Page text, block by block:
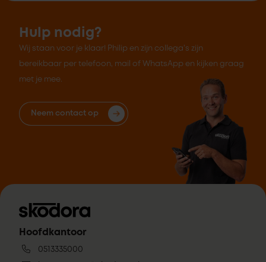
Hulp nodig?
Wij staan voor je klaar! Philip en zijn collega's zijn
bereikbaar per telefoon, mail of WhatsApp en kijken graag
met je mee.
Neem contact op
Hoofdkantoor
0513335000